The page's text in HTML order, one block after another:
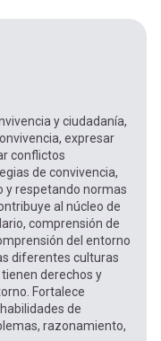
y ciudadanía,
expresar
conflictos
de convivencia,
y respetando normas
al núcleo de
comprensión de
del entorno
diferentes culturas
derechos y
Fortalece
de
razonamiento,